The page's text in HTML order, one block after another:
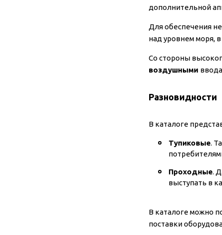
дополнительной
Для обеспечения
над уровнем моря,
Со стороны
воздушными
Разновидности
В каталоге
Тупиковые.
Проходные.
выступать в
В каталоге можно
поставки